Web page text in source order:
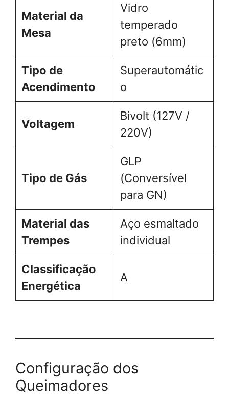
Material da
Mesa
Vidro
temperado
preto (6mm)
Tipo de
Acendimento
Superautomátic
o
Voltagem
Bivolt (127V /
220V)
Tipo de Gás
GLP
(Conversível
para GN)
Material das
Trempes
Aço esmaltado
individual
Classificação
Energética
A
Configuração dos
Queimadores